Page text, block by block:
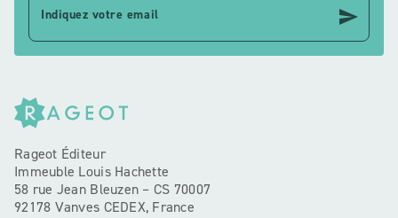
Indiquez votre email send
Rageot Éditeur
Immeuble Louis Hachette
58 rue Jean Bleuzen – CS 70007
92178 Vanves CEDEX, France